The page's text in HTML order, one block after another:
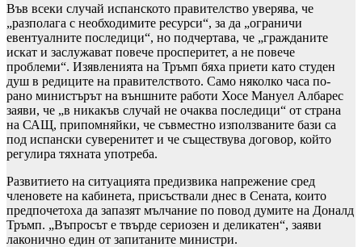
Във всеки случай испанското правителство уверява, че
„разполага с необходимите ресурси“, за да „ограничи
евентуалните последици“, но подчертава, че „гражданите
искат и заслужават повече просперитет, а не повече
проблеми“. Изявленията на Тръмп бяха приети като студен
душ в редиците на правителството. Само няколко часа по-
рано министърът на външните работи Хосе Мануел Албарес
заяви, че „в никакъв случай не очаква последици“ от страна
на САЩ, припомняйки, че съвместно използваните бази са
под испански суверенитет и че съществува договор, който
регулира тяхната употреба.
Развитието на ситуацията предизвика напрежение сред
членовете на кабинета, присъствали днес в Сената, които
предпочетоха да запазят мълчание по повод думите на Доналд
Тръмп. „Въпросът е твърде сериозен и деликатен“, заяви
лаконично един от запитаните министри.